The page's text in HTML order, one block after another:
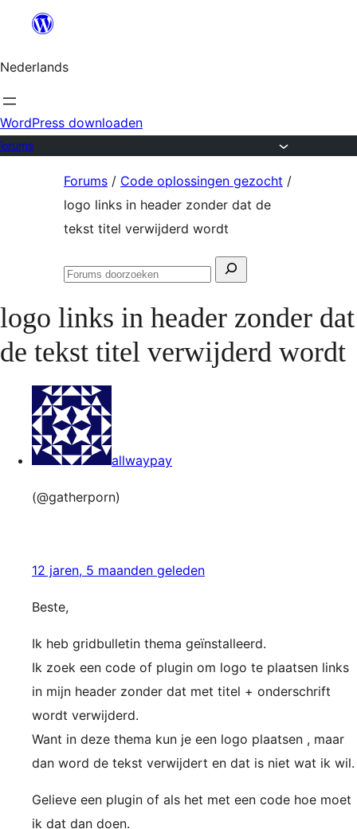
de
inhoud
Nederlands
WordPress downloaden
Forums / Code oplossingen gezocht /
logo links in header zonder dat de
tekst titel verwijderd wordt
Zoeken
Forums
logo links in header zonder dat
de tekst titel verwijderd wordt
allwaypay
(@gatherporn)
12 jaren, 5 maanden geleden
Beste,
Ik heb gridbulletin thema geïnstalleerd.
Ik zoek een code of plugin om logo te plaatsen links
in mijn header zonder dat met titel + onderschrift
wordt verwijderd.
Want in deze thema kun je een logo plaatsen , maar
dan word de tekst verwijdert en dat is niet wat ik wil.
Gelieve een plugin of als het met een code hoe moet
ik dat dan doen.